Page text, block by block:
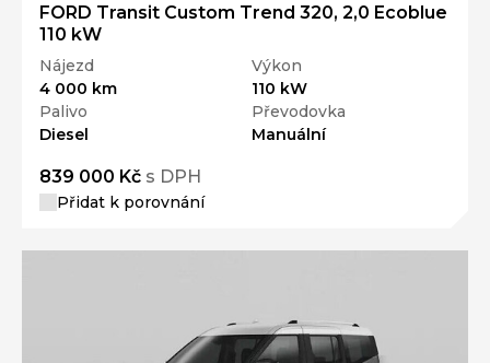
FORD Transit Custom Trend 320, 2,0 Ecoblue
110 kW
Nájezd
4 000 km
Výkon
110 kW
Palivo
Diesel
Převodovka
Manuální
839 000 Kč s DPH
Přidat k porovnání